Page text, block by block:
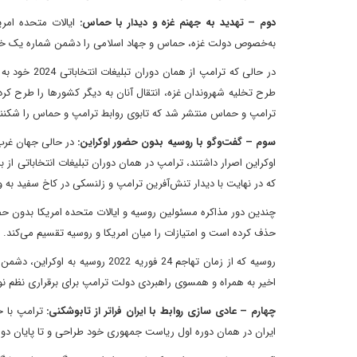
دوم – تهدید به جهنم غزه و دیدار با حماس: ایالات متحده
به‌خصوص دولت غزه، حماس و جهاد اسلامی را دشمن شماره یک
در حالی
طرح تخلیه شهروندان غزه، انتقال آنان به دیگر کشورها را طرح
ترامپ و حماس منتشر شد که تابوی روابط ترامپ و حماس را
سوم – گفت‌وگو با روسیه بدون حضور اوکراین: در حالی جهان
اوکراین اصرار داشتند، ترامپ در همان دوران تبلیغات
که در نهایت با دیدار تنش‌آفرین ترامپ و زلنسکی در کاخ سفید به
چندین دور مذاکره مسئولین روسیه و ایالات متحده امریکا
حذف کرده است و امتیازات را میان امریکا و روسیه تقسیم می‌کند.
روسیه که از زمان تهاجم 24
اخیر به همراه و همسوی راهبردی دولت ترامپ برای برقراری
چهارم – عادی سازی روابط با ایران فراتر از تابوشکنی: ترامپ با
ایران در همان دوره اول ریاست جمهوری خود طراحی و تا پایان